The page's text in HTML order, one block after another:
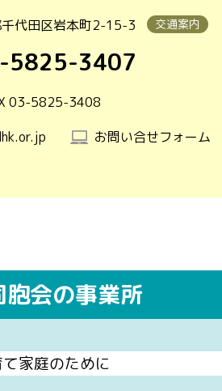
代田区岩本町2-15-3 交通案内
5825-3407
03-5825-3408
お問い合せフォーム
胞会の事業所
家庭のために